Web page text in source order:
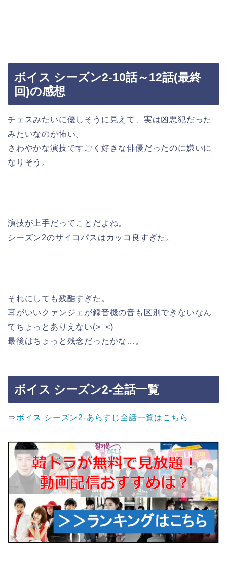
ボイス シーズン2-10話～12話(最終
回)の感想
チェスみたいに優しそうに見えて、実は凶悪犯だった
みたいなのが怖い。
さわやかな演技ですごく好きな俳優だったのに嫌いに
なりそう。
演技が上手だってことだよね。
シーズン2のサイコパスはカッコ良すぎた。
それにしても残酷すぎた。
耳がいいクァンジェが録音機の音も区別できないなん
てちょっとありえない(>_<)
最後はちょっと残念だったかな…。
ボイス シーズン2-全話一覧
⇒ボイス シーズン2-あらすじ全話一覧はこちら